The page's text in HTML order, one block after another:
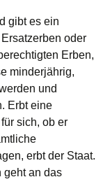
gibt es ein
oder
Erben,
minderjährig,
und
Erbt eine
sich, ob er
erbt der Staat.
geht an das